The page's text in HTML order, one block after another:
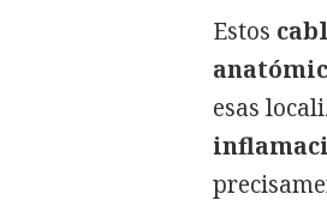
Estos
esas